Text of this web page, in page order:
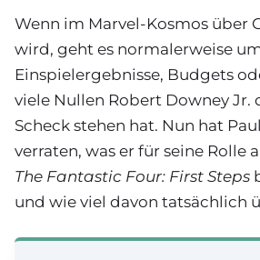
Wenn im Marvel-Kosmos über
wird, geht es normalerweise
Einspielergebnisse, Budgets
viele Nullen Robert Downey Jr.
Scheck stehen hat. Nun hat
verraten, was er für seine Rolle
The Fantastic Four: First Steps
und wie viel davon tatsächlich